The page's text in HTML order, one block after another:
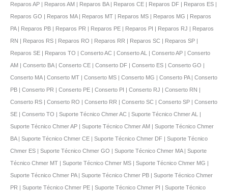
Reparos AP | Reparos AM | Reparos BA | Reparos CE | Reparos DF | Reparos ES |
Reparos GO | Reparos MA | Reparos MT | Reparos MS | Reparos MG | Reparos
PA | Reparos PB | Reparos PR | Reparos PE | Reparos PI | Reparos RJ | Reparos
RN | Reparos RS | Reparos RO | Reparos RR | Reparos SC | Reparos SP |
Reparos SE | Reparos TO | Conserto AC | Conserto AL | Conserto AP | Conserto
AM | Conserto BA | Conserto CE | Conserto DF | Conserto ES | Conserto GO |
Conserto MA | Conserto MT | Conserto MS | Conserto MG | Conserto PA | Conserto
PB | Conserto PR | Conserto PE | Conserto PI | Conserto RJ | Conserto RN |
Conserto RS | Conserto RO | Conserto RR | Conserto SC | Conserto SP | Conserto
SE | Conserto TO | Suporte Técnico Chmer AC | Suporte Técnico Chmer AL |
Suporte Técnico Chmer AP | Suporte Técnico Chmer AM | Suporte Técnico Chmer
BA | Suporte Técnico Chmer CE | Suporte Técnico Chmer DF | Suporte Técnico
Chmer ES | Suporte Técnico Chmer GO | Suporte Técnico Chmer MA | Suporte
Técnico Chmer MT | Suporte Técnico Chmer MS | Suporte Técnico Chmer MG |
Suporte Técnico Chmer PA | Suporte Técnico Chmer PB | Suporte Técnico Chmer
PR | Suporte Técnico Chmer PE | Suporte Técnico Chmer PI | Suporte Técnico